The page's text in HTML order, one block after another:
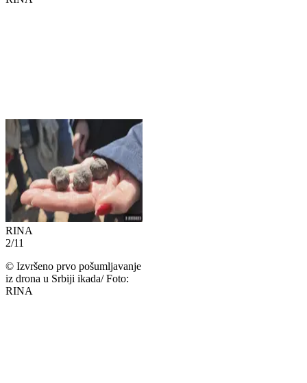
RINA
2/11
© Izvršeno prvo pošumljavanje
iz drona u Srbiji ikada/ Foto:
RINA